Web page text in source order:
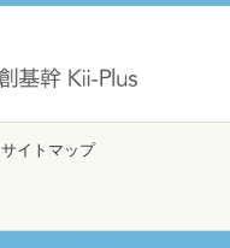
サイトマップ